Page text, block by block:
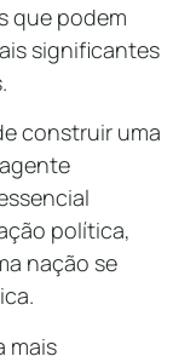
que podem
significantes
construir uma
política,
nação se
mais